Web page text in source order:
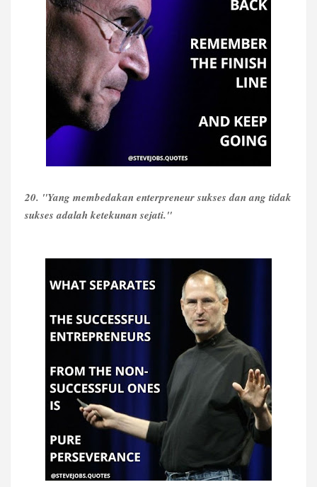
20. "Yang membedakan enterpreneur sukses dan ang tidak
sukses adalah ketekunan sejati."